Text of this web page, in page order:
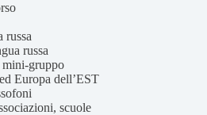
russa
russa
gruppo
Europa dell’EST
scuole